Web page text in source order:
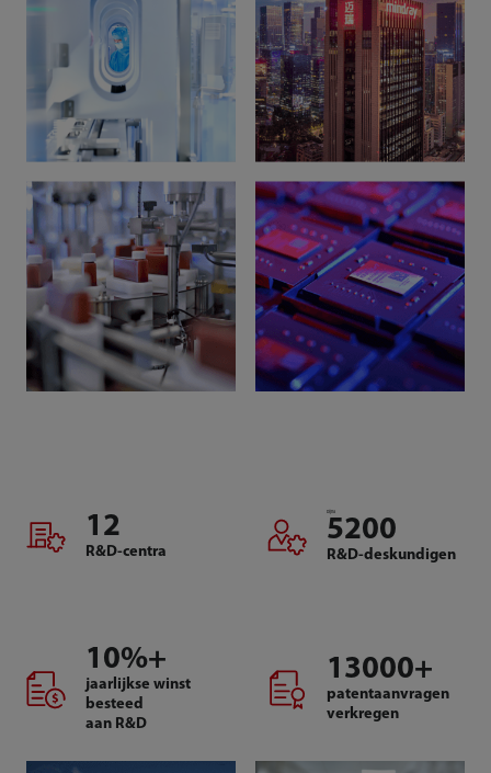
12
R&D-centra
bijna
5200
R&D-deskundigen
10%+
jaarlijkse winst
besteed
aan R&D
13000+
patentaanvragen
verkregen